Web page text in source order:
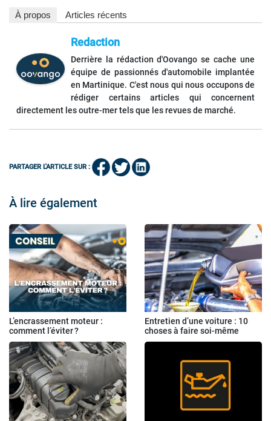
À propos Articles récents
Redaction
Derrière la rédaction d'Oovango se cache une
équipe de passionnés d'automobile implantée
en Martinique. C'est nous qui nous occupons de
rédiger certains articles qui concernent
directement les outre-mer tels que les revues de marché.
PARTAGER L'ARTICLE SUR :
À lire également
L’encrassement moteur :
comment l’éviter ?
Entretien d’une voiture : 10
choses à faire soi-même